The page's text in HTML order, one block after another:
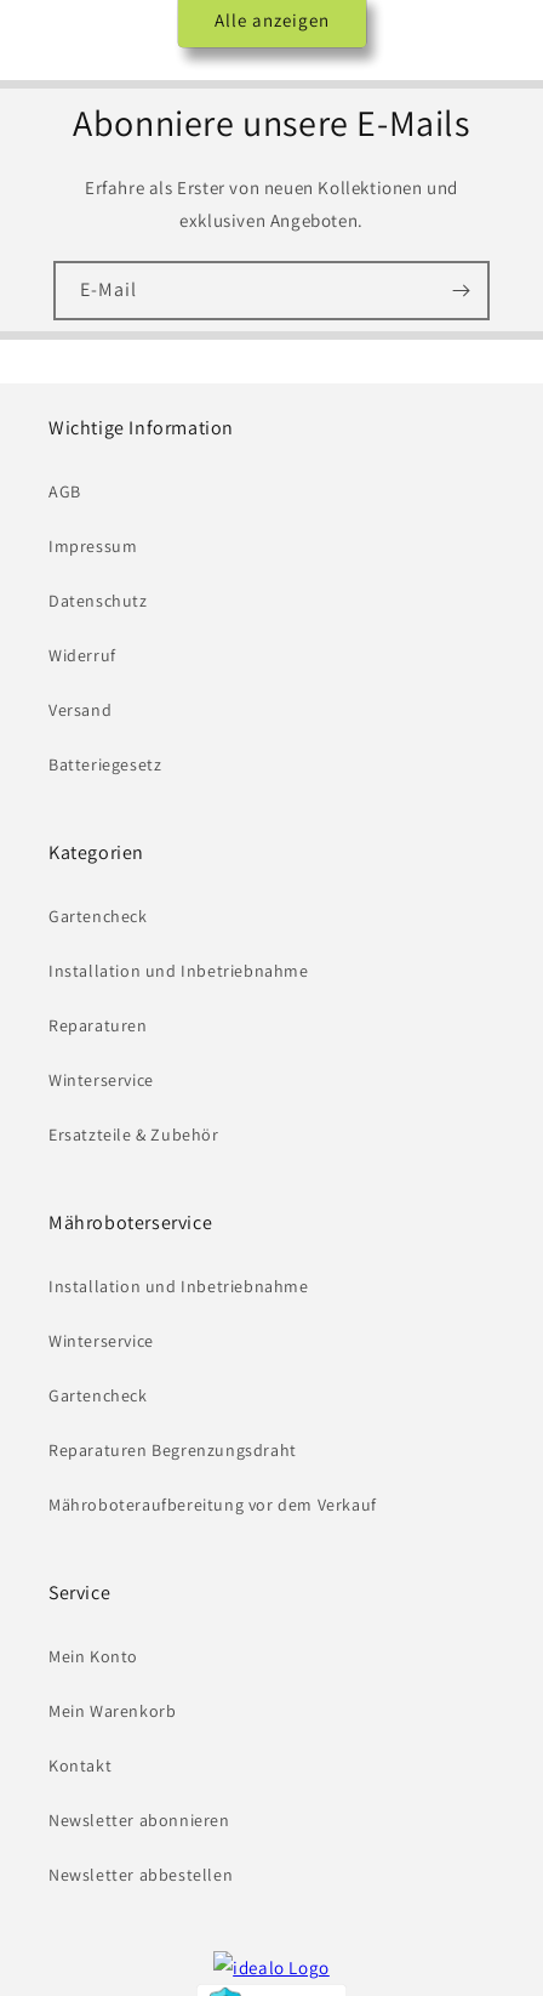
Alle anzeigen
Abonniere unsere E-Mails
Erfahre als Erster von neuen Kollektionen und
exklusiven Angeboten.
E-Mail
Wichtige Information
AGB
Impressum
Datenschutz
Widerruf
Versand
Batteriegesetz
Kategorien
Gartencheck
Installation und Inbetriebnahme
Reparaturen
Winterservice
Ersatzteile & Zubehör
Mähroboterservice
Installation und Inbetriebnahme
Winterservice
Gartencheck
Reparaturen Begrenzungsdraht
Mähroboteraufbereitung vor dem Verkauf
Service
Mein Konto
Mein Warenkorb
Kontakt
Newsletter abonnieren
Newsletter abbestellen